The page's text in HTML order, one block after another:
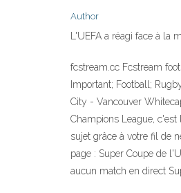
Author
L'UEFA a réagi face à
fcstream.cc Fcstream
Important; Football;
City - Vancouver
Champions League,
sujet grâce à votre fil de
page : Super Coupe de
aucun match en direct